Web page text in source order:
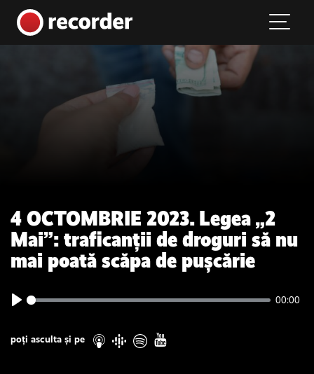
Skip to content
Main Navigation
4 OCTOMBRIE 2023. Legea „2
Mai”: traficanții de droguri să nu
mai poată scăpa de pușcărie
00:00
poți asculta și pe